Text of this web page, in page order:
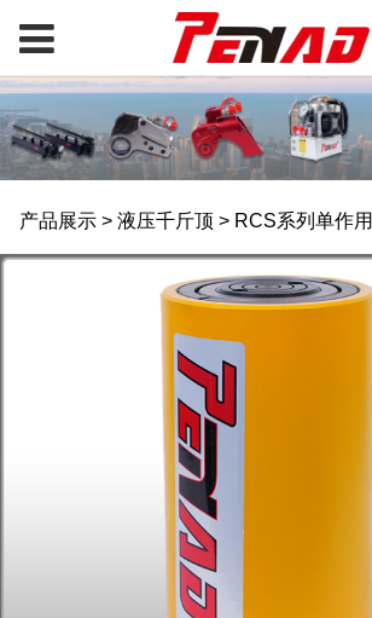
RCS系列单作
压千斤顶
产品展示> 液压千斤顶 > RCS系列单作